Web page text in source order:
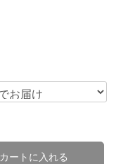
カートに入れる